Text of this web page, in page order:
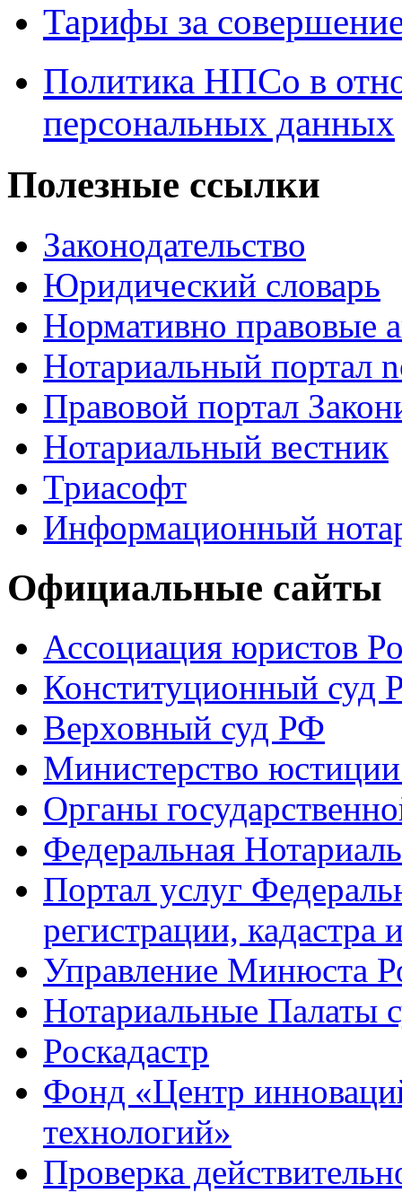
Тарифы за
Политика НПСо в
персональных данных
Полезные ссылки
Законодательство
Юридический словарь
Нормативно правовые
Нотариальный портал
Правовой портал
Нотариальный вестник
Триасофт
Информационный
Официальные сайты
Ассоциация юристов
Конституционный суд
Верховный суд РФ
Министерство
Органы
Федеральная
Портал услуг
регистрации, кадастра
Управление Минюста
Нотариальные Палаты
Роскадастр
Фонд «Центр
технологий»
Проверка